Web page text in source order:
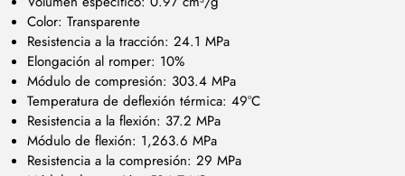
Color: Transparente
Resistencia a la tracción: 24.1 MPa
Elongación al romper: 10%
Módulo de compresión: 303.4 MPa
Temperatura de deflexión térmica: 49°C
Resistencia a la flexión: 37.2 MPa
Módulo de flexión: 1,263.6 MPa
Resistencia a la compresión: 29 MPa